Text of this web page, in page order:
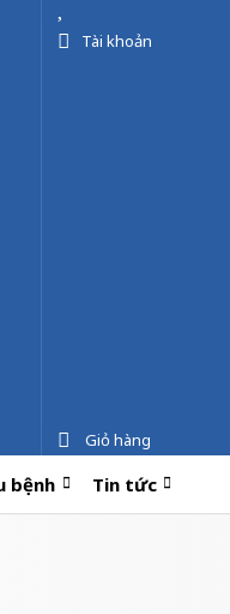
Tài khoản
Giỏ hàng
bệnh Tin tức